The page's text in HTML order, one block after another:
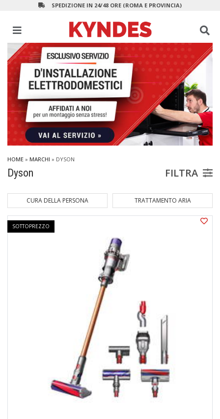
SPEDIZIONE IN 24/48 ORE (ROMA E PROVINCIA)
HOME » MARCHI » DYSON
Dyson FILTRA
TRATTAMENTO ARIA VENTILATORI
SOTTOPREZZO